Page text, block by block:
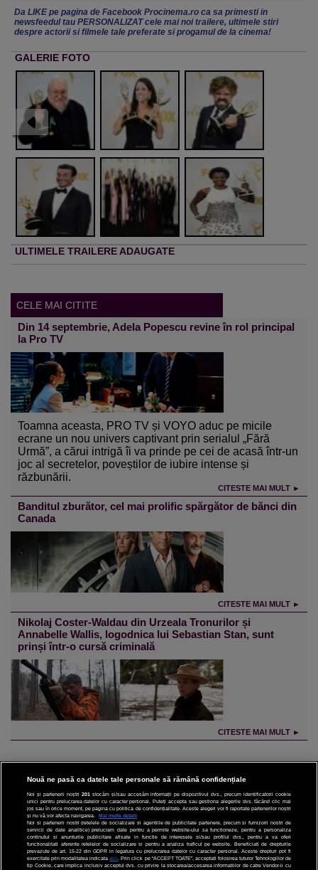
Da LIKE pe pagina de Facebook Procinema.ro ca sa primesti in
newsfeedul tau PERSONALIZAT cele mai noi trailere, ultimele stiri
despre actorii si filmele tale preferate si progamul de la cinema!
GALERIE FOTO
ULTIMELE TRAILERE ADAUGATE
CELE MAI CITITE
Din 14 septembrie, Adela Popescu revine în rol principal
la Pro TV
Toamna aceasta, PRO TV și VOYO aduc pe micile
ecrane un nou univers captivant prin serialul „Fără
Urmă”, a cărui intrigă îi va prinde pe cei de acasă într-un
joc al secretelor, poveștilor de iubire intense și
răzbunării.
CITESTE MAI MULT ►
Banditul zburător, cel mai prolific spărgător de bănci din
Canada
CITESTE MAI MULT ►
Nikolaj Coster-Waldau din Urzeala Tronurilor și
Annabelle Wallis, logodnica lui Sebastian Stan, sunt
prinși într-o cursă criminală
CITESTE MAI MULT ►
CINEMA
DIVERTISMENT
STIRI
Nouă ne pasă ca datele tale personale să rămână confidențiale
Noi și partenerii noștri 201 stocăm și/sau accesăm informații pe dispozitivul dvs., precum identificatorii cookie
unici pentru prelucrarea datelor cu caracter personal. Puteți accepta sau gestiona alegerile dvs. făcând clic mai
jos sau în orice moment, pe pagina cu politica de confidențialitate. Aceste alegeri vor fi raportate partenerilor noștri
și nu vă vor afecta navigarea.
Mai multe detalii
Noi si partenerii nostri (retelele de socializare si agentiile de publicitate partenere, precum si furnizorii nostri de
servicii de date analitice) prelucram date pentru a permite website-ului sa functioneze, pentru a personaliza
continutul si anunturile publicitare afisate in functie de interesele si/sau profilul dvs., pentru a va oferi
functionalitati aferente retelelor de socializare si pentru a analiza traficul pe website. Beneficiati de drepturile
prevazute de art. 15-22 din GDPR in legatura cu prelucrarea datelor cu caracter personal. Aceste drepturi pot fi
exercitate prin modalitatea indicataaici . Prin click pe “ACCEPT TOATE”, acceptati folosirea tuturor Tehnologiilor de
tip Cookie, care implica inclusiv acceptul dvs. cu privire la stocarea/accesarea informatiilor de catre Vendor-ii cu